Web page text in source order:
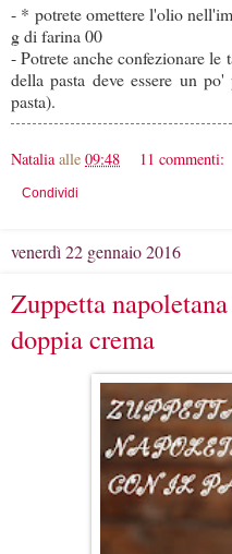
- * potrete omettere l'olio
g di farina 00
- Potrete anche confezionare le
della pasta deve essere un
pasta).
Natalia alle 09:48 11 commenti:
Condividi
venerdì 22 gennaio 2016
Zuppetta
doppia crema